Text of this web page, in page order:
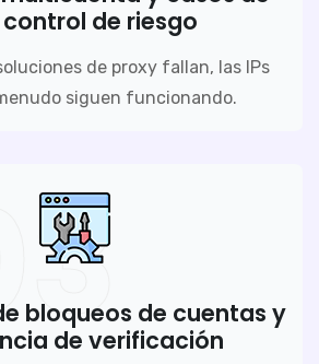
de riesgo
de proxy fallan, las IPs
siguen funcionando.
bloqueos de cuentas y
de verificación